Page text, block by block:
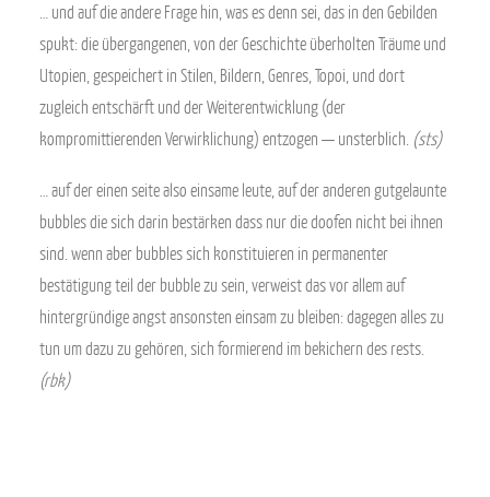
… und auf die andere Frage hin, was es denn sei, das in den Gebilden
spukt: die übergangenen, von der Geschichte überholten Träume und
Utopien, gespeichert in Stilen, Bildern, Genres, Topoi, und dort
zugleich entschärft und der Weiterentwicklung (der
kompromittierenden Verwirklichung) entzogen — unsterblich. (sts)
… auf der einen seite also einsame leute, auf der anderen gutgelaunte
bubbles die sich darin bestärken dass nur die doofen nicht bei ihnen
sind. wenn aber bubbles sich konstituieren in permanenter
bestätigung teil der bubble zu sein, verweist das vor allem auf
hintergründige angst ansonsten einsam zu bleiben: dagegen alles zu
tun um dazu zu gehören, sich formierend im bekichern des rests.
(rbk)